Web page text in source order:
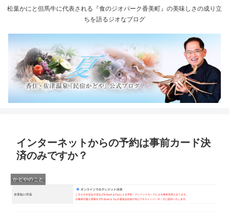
松葉かにと但馬牛に代表される『食のジオパーク香美町』の美味しさの成り立
ちを語るジオなブログ
インターネットからの予約は事前カード決
済のみですか？
かどやのこと